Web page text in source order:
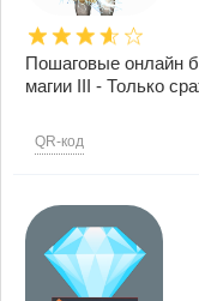
Пошаговые онлайн
магии III - Только
QR-код